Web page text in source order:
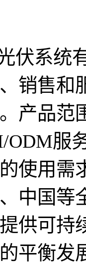
系统有
销售和
产品范
ODM服
使用需
中国等
供可持
平衡发